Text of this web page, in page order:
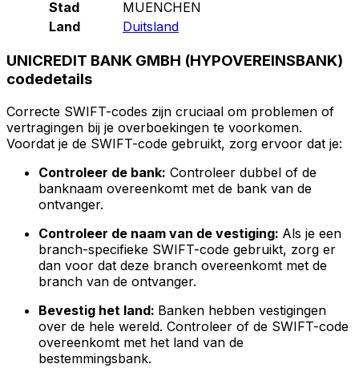
Stad
MUENCHEN
Land
Duitsland
UNICREDIT BANK GMBH (HYPOVEREINSBANK)
codedetails
Correcte SWIFT-codes zijn cruciaal om problemen of
vertragingen bij je overboekingen te voorkomen.
Voordat je de SWIFT-code gebruikt, zorg ervoor dat je:
Controleer de bank: Controleer dubbel of de
banknaam overeenkomt met de bank van de
ontvanger.
Controleer de naam van de vestiging: Als je een
branch-specifieke SWIFT-code gebruikt, zorg er
dan voor dat deze branch overeenkomt met de
branch van de ontvanger.
Bevestig het land: Banken hebben vestigingen
over de hele wereld. Controleer of de SWIFT-code
overeenkomt met het land van de
bestemmingsbank.